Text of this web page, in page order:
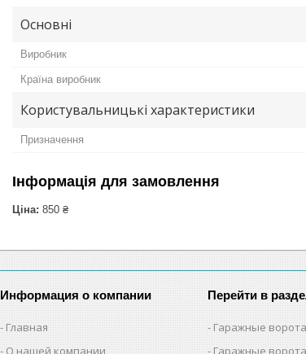
Основні
Виробник
Країна виробник
Користувальницькі характеристики
Призначення
Інформація для замовлення
Ціна: 850 ₴
Информация о компании
Главная
О нашей компании
Перейти в
Гаражные
Гаражные